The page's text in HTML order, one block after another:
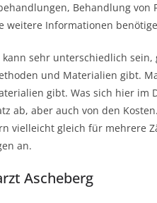
Behandlung von
weitere Informationen
sehr unterschiedlich
und Materialien gibt.
gibt. Was sich hier im
ab, aber auch von den
vielleicht gleich für mehrere
an.
Ascheberg